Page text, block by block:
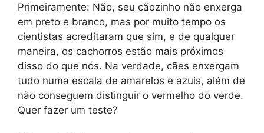
Primeiramente: Não, seu cãozinho não enxerga
em preto e branco, mas por muito tempo os
cientistas acreditaram que sim, e de qualquer
maneira, os cachorros estão mais próximos
disso do que nós. Na verdade, cães enxergam
tudo numa escala de amarelos e azuis, além de
não conseguem distinguir o vermelho do verde.
Quer fazer um teste?